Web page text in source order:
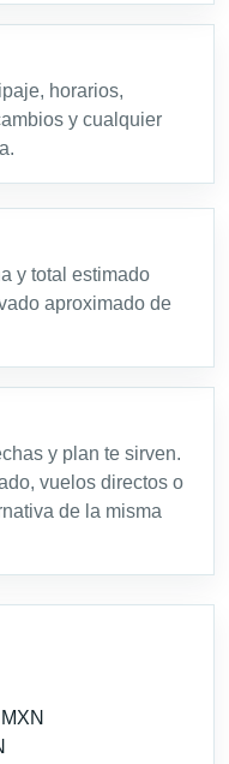
horarios,
y cualquier
y total estimado
aproximado de
y plan te sirven.
vuelos directos o
de la misma